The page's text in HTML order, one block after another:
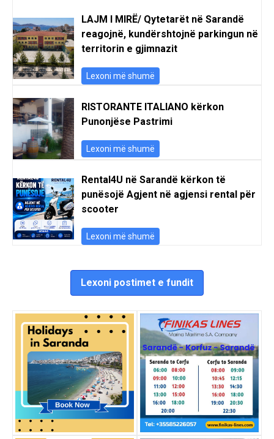
LAJM I MIRË/ Qytetarët në Sarandë
reagojnë, kundërshtojnë parkingun në
territorin e gjimnazit
Lexoni më shumë
RISTORANTE ITALIANO kërkon
Punonjëse Pastrimi
Lexoni më shumë
Rental4U në Sarandë kërkon të
punësojë Agjent në agjensi rental për
scooter
Lexoni më shumë
Lexoni postimet e fundit